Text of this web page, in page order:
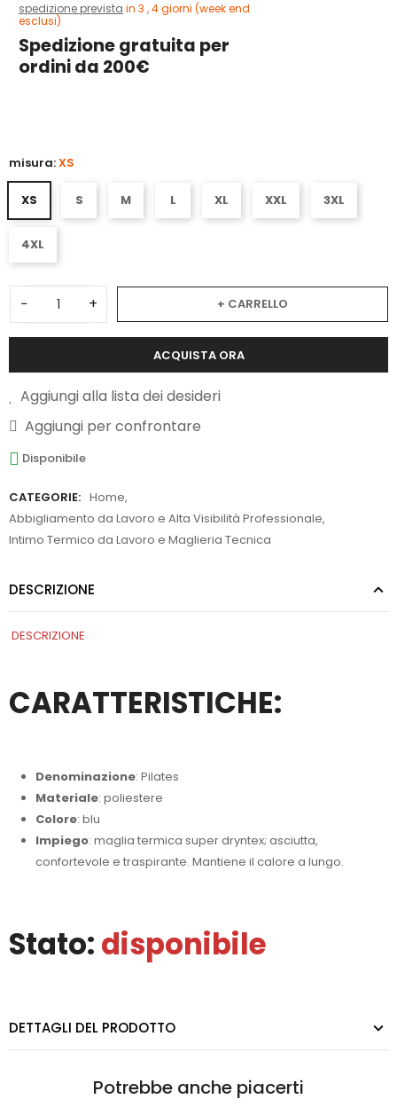
spedizione prevista in 3 , 4 giorni (week end
esclusi)
Spedizione gratuita per
ordini da 200€
misura:XS
XS S M L XL XXL 3XL
4XL
− + + CARRELLO
ACQUISTA ORA
Aggiungi alla lista dei desideri
Aggiungi per confrontare
Disponibile
CATEGORIE: Home,
Abbigliamento da Lavoro e Alta Visibilità Professionale,
Intimo Termico da Lavoro e Maglieria Tecnica
DESCRIZIONE
DESCRIZIONE
CARATTERISTICHE:
Denominazione: Pilates
Materiale: poliestere
Colore: blu
Impiego: maglia termica super dryntex; asciutta,
confortevole e traspirante. Mantiene il calore a lungo.
Stato: disponibile
DETTAGLI DEL PRODOTTO
Potrebbe anche piacerti